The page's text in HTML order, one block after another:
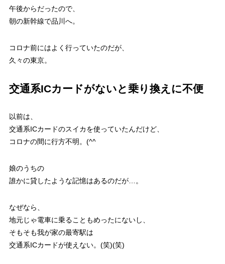
午後からだったので、
朝の新幹線で品川へ。
コロナ前にはよく行っていたのだが、
久々の東京。
交通系ICカードがないと乗り換えに不便
以前は、
交通系ICカードのスイカを使っていたんだけど、
コロナの間に行方不明。(^^ゞ
娘のうちの
誰かに貸したような記憶はあるのだが…。
なぜなら、
地元じゃ電車に乗ることもめったにないし、
そもそも我が家の最寄駅は
交通系ICカードが使えない。(笑)(笑)